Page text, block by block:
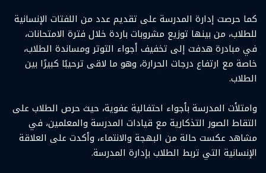
كما حرصت إدارة المدرسة على تقديم عدد من اللفتات الإنسانية
للطلاب، من بينها توزيع مشروبات باردة خلال فترة الامتحانات،
في مبادرة هدفت إلى تخفيف أجواء التوتر ومساندة الطلاب،
خاصة مع ارتفاع درجات الحرارة، وهو ما لاقى ترحيبًا كبيرًا بين
الطلاب.
وامتلأت المدرسة بأجواء احتفالية عفوية، حيث حرص الطلاب على
التقاط الصور التذكارية مع قيادات المدرسة والمعلمين، في
مشاهد عكست حالة من البهجة والانتماء، وأكدت على العلاقة
الإنسانية التي تربط الطلاب بإدارة المدرسة.